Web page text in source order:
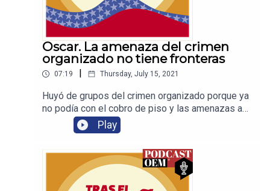
Oscar. La amenaza del crimen
organizado no tiene fronteras
07:19 Thursday, July 15, 2021
Huyó de grupos del crimen organizado porque ya
no podía con el cobro de piso y las amenazas a
su familia. Comenzó desde cero en Estados
Unidos, se estableció y le empezó a ir muy bien.
Una llamada lo devolvió a la pesadilla, ya que
debe seguir mandando dinero a quienes
amenazan con hacerle daño a parientes que le
quedan en su natal México.
Play